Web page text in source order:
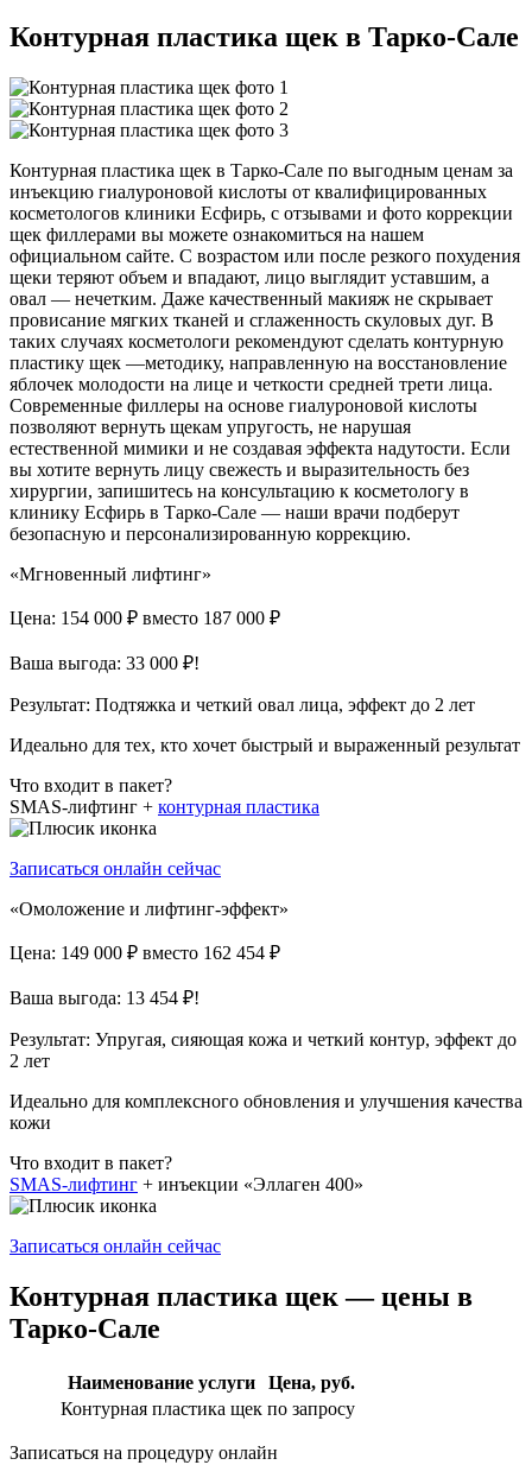
Контурная пластика щек в Тарко-Сале
Контурная пластика щек в Тарко-Сале по выгодным ценам за
инъекцию гиалуроновой кислоты от квалифицированных
косметологов клиники Есфирь, с отзывами и фото коррекции
щек филлерами вы можете ознакомиться на нашем
официальном сайте. С возрастом или после резкого похудения
щеки теряют объем и впадают, лицо выглядит уставшим, а
овал — нечетким. Даже качественный макияж не скрывает
провисание мягких тканей и сглаженность скуловых дуг. В
таких случаях косметологи рекомендуют сделать контурную
пластику щек —методику, направленную на восстановление
яблочек молодости на лице и четкости средней трети лица.
Современные филлеры на основе гиалуроновой кислоты
позволяют вернуть щекам упругость, не нарушая
естественной мимики и не создавая эффекта надутости. Если
вы хотите вернуть лицу свежесть и выразительность без
хирургии, запишитесь на консультацию к косметологу в
клинику Есфирь в Тарко-Сале — наши врачи подберут
безопасную и персонализированную коррекцию.
«Мгновенный лифтинг»
Цена: 154 000 ₽ вместо 187 000 ₽
Ваша выгода: 33 000 ₽!
Результат: Подтяжка и четкий овал лица, эффект до 2 лет
Идеально для тех, кто хочет быстрый и выраженный результат
Что входит в пакет?
SMAS-лифтинг + контурная пластика
Записаться онлайн сейчас
«Омоложение и лифтинг-эффект»
Цена: 149 000 ₽ вместо 162 454 ₽
Ваша выгода: 13 454 ₽!
Результат: Упругая, сияющая кожа и четкий контур, эффект до
2 лет
Идеально для комплексного обновления и улучшения качества
кожи
Что входит в пакет?
SMAS-лифтинг + инъекции «Эллаген 400»
Записаться онлайн сейчас
Контурная пластика щек — цены в
Тарко-Сале
Наименование услуги
Цена, руб.
Контурная пластика щек по запросу
Записаться на процедуру онлайн